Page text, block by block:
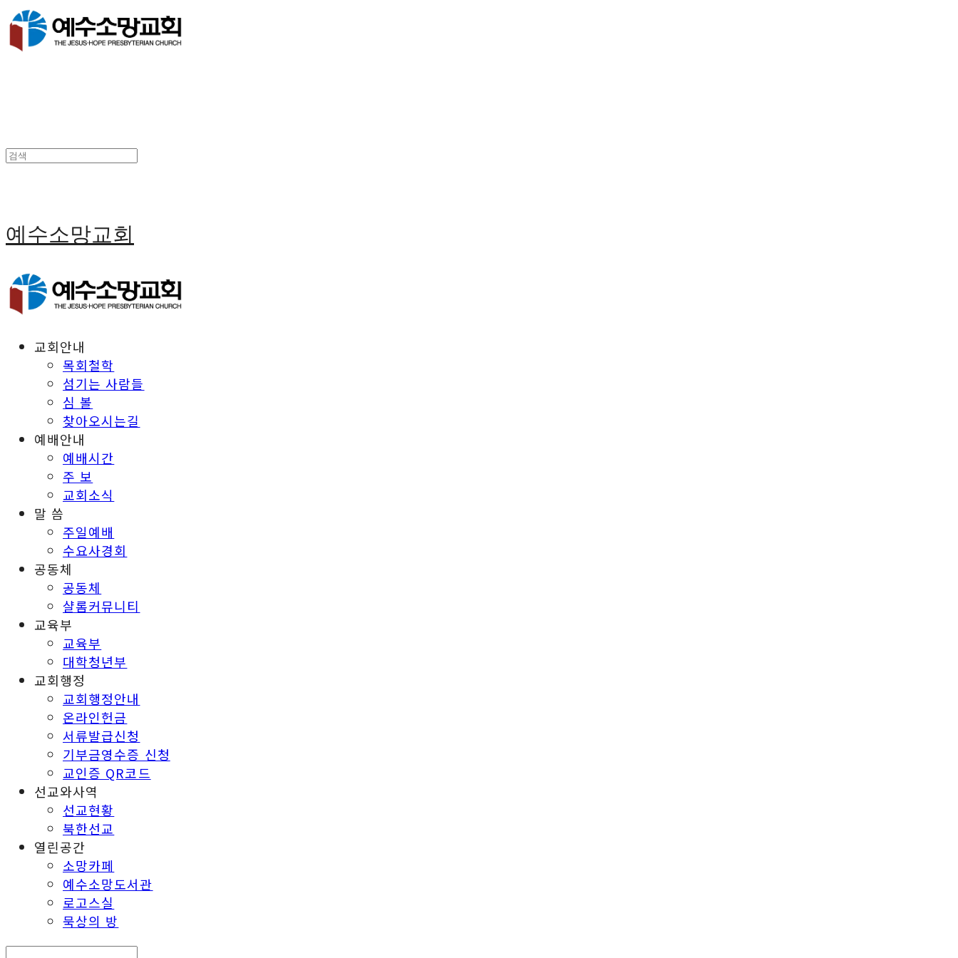
예수소망교회
교회안내
목회철학
섬기는 사람들
심 볼
찾아오시는길
예배안내
예배시간
주 보
교회소식
말 씀
주일예배
수요사경회
공동체
공동체
샬롬커뮤니티
교육부
교육부
대학청년부
교회행정
교회행정안내
온라인헌금
서류발급신청
기부금영수증 신청
교인증 QR코드
선교와사역
선교현황
북한선교
열린공간
소망카페
예수소망도서관
로고스실
묵상의 방